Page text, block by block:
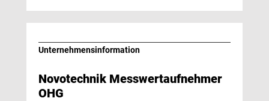
Unternehmens­information
Novotechnik Messwertaufnehmer
OHG